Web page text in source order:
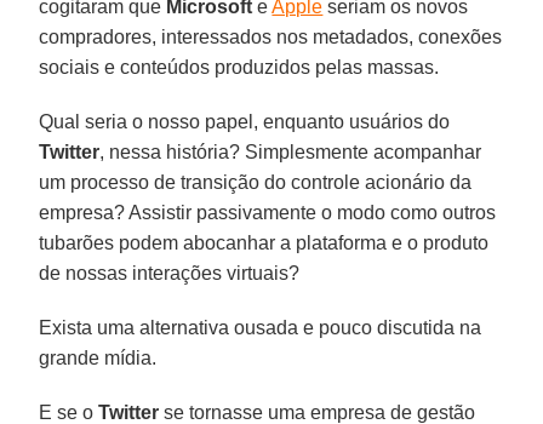
cogitaram que Microsoft eApple seriam os novos
compradores, interessados nos metadados, conexões
sociais e conteúdos produzidos pelas massas.
Qual seria o nosso papel, enquanto usuários do
Twitter, nessa história? Simplesmente acompanhar
um processo de transição do controle acionário da
empresa? Assistir passivamente o modo como outros
tubarões podem abocanhar a plataforma e o produto
de nossas interações virtuais?
Exista uma alternativa ousada e pouco discutida na
grande mídia.
E se oTwitter se tornasse uma empresa de gestão